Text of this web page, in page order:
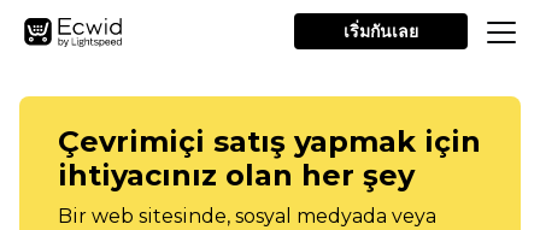
เริ่มกันเลย
Çevrimiçi satış yapmak için
ihtiyacınız olan her şey
Bir web sitesinde, sosyal medyada veya